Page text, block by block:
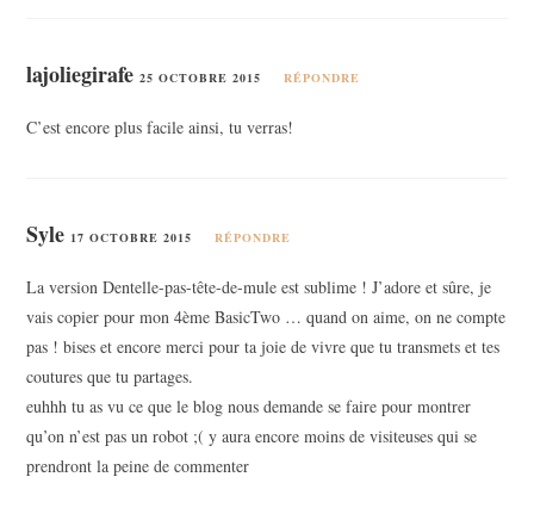
lajoliegirafe 25 OCTOBRE 2015 RÉPONDRE
C’est encore plus facile ainsi, tu verras!
Syle 17 OCTOBRE 2015 RÉPONDRE
La version Dentelle-pas-tête-de-mule est sublime ! J’adore et sûre, je
vais copier pour mon 4ème BasicTwo … quand on aime, on ne compte
pas ! bises et encore merci pour ta joie de vivre que tu transmets et tes
coutures que tu partages.
euhhh tu as vu ce que le blog nous demande se faire pour montrer
qu’on n’est pas un robot ;( y aura encore moins de visiteuses qui se
prendront la peine de commenter